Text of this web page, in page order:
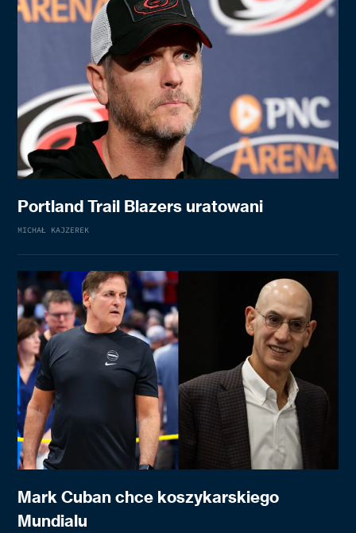
Portland Trail Blazers uratowani
MICHAŁ KAJZEREK
Mark Cuban chce koszykarskiego
Mundialu